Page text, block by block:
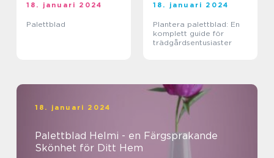
18. januari 2024
Palettblad
18. januari 2024
Plantera palettblad: En
komplett guide för
trädgårdsentusiaster
18. januari 2024
Palettblad Helmi - en Färgsprakande
Skönhet för Ditt Hem